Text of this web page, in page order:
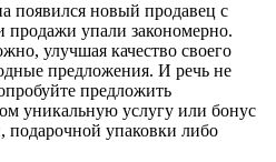
появился новый продавец с
упали закономерно.
улучшая качество своего
предложения. И речь не
предложить
уникальную услугу или бонус
подарочной упаковки либо